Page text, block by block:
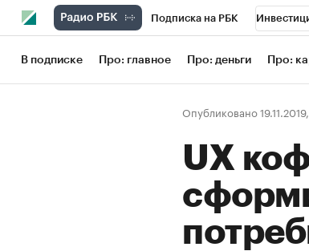
Подписка на РБК
Школа управления РБК
Рынок наличной валюты
В подписке Про: главное Про: деньги Про:
Опубликовано
UX